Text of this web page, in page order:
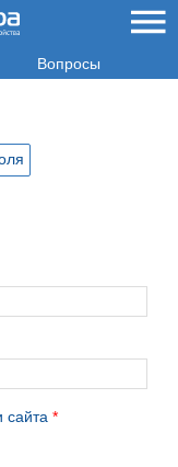
Вопросы
сайта *